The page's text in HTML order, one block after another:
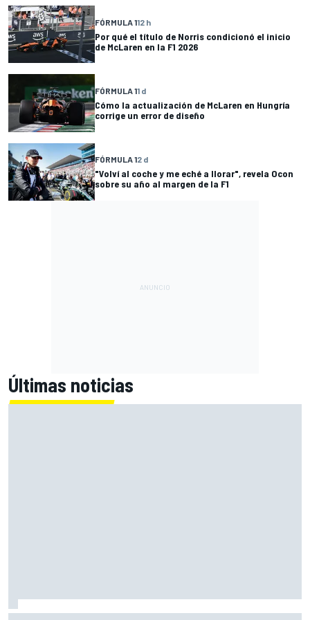
FÓRMULA 112 h
Por qué el título de Norris condicionó el inicio
de McLaren en la F1 2026
FÓRMULA 11 d
Cómo la actualización de McLaren en Hungría
corrige un error de diseño
FÓRMULA 12 d
"Volví al coche y me eché a llorar", revela Ocon
sobre su año al margen de la F1
Últimas noticias